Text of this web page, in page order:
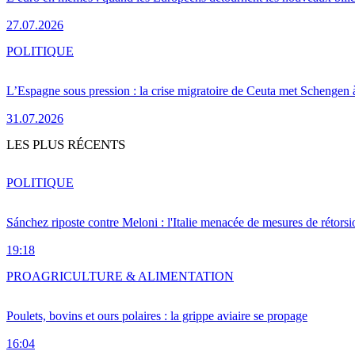
27.07.2026
L’Espagne sous pression : la crise migratoire de Ceuta met Schengen
31.07.2026
POLITIQUE
LES PLUS RÉCENTS
Sánchez riposte contre Meloni : l'Italie menacée de mesures de
19:18
POLITIQUE
Poulets, bovins et ours polaires : la grippe aviaire se propage
16:04
PROAGRICULTURE & ALIMENTATION